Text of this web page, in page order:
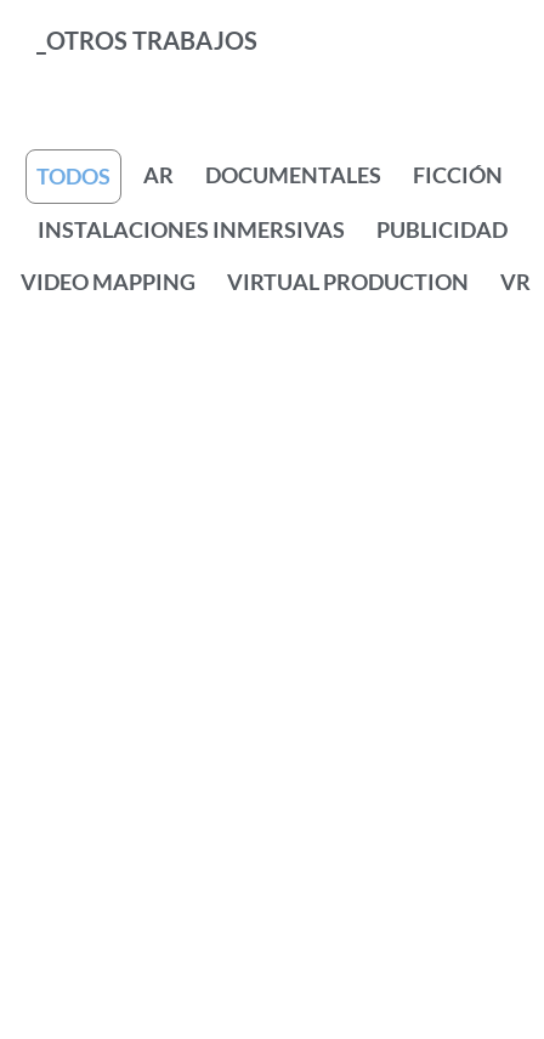
_OTROS TRABAJOS
TODOS AR DOCUMENTALES FICCIÓN
INSTALACIONES INMERSIVAS
PUBLICIDAD
VIDEO MAPPING
VIRTUAL PRODUCTION VR